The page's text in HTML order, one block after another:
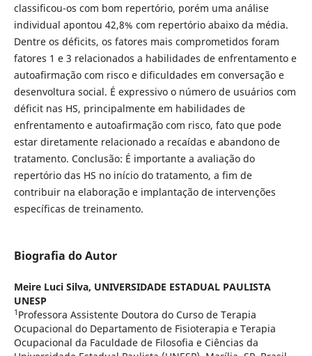
classificou-os com bom repertório, porém uma análise
individual apontou 42,8% com repertório abaixo da média.
Dentre os déficits, os fatores mais comprometidos foram
fatores 1 e 3 relacionados a habilidades de enfrentamento e
autoafirmação com risco e dificuldades em conversação e
desenvoltura social. É expressivo o número de usuários com
déficit nas HS, principalmente em habilidades de
enfrentamento e autoafirmação com risco, fato que pode
estar diretamente relacionado a recaídas e abandono de
tratamento. Conclusão: É importante a avaliação do
repertório das HS no início do tratamento, a fim de
contribuir na elaboração e implantação de intervenções
específicas de treinamento.
Biografia do Autor
Meire Luci Silva, UNIVERSIDADE ESTADUAL PAULISTA
UNESP
1 Professora Assistente Doutora do Curso de Terapia
Ocupacional do Departamento de Fisioterapia e Terapia
Ocupacional da Faculdade de Filosofia e Ciências da